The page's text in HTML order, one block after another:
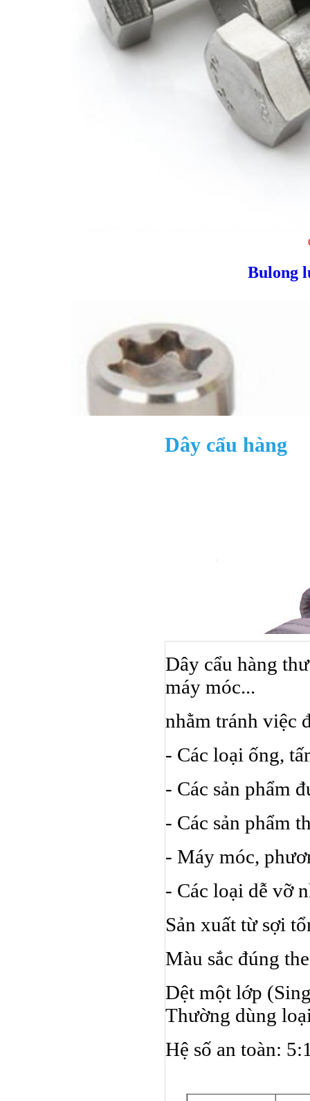
Bulong
Dây cẩu hàng
Dây cẩu hàng
máy móc...
nhằm tránh việc
- Các loại ống,
- Các sản phẩm
- Các sản phẩm
- Máy móc,
- Các loại dễ vỡ
Sản xuất từ sợi
Màu sắc đúng
Dệt một lớp
Thường dùng
Hệ số an toàn: